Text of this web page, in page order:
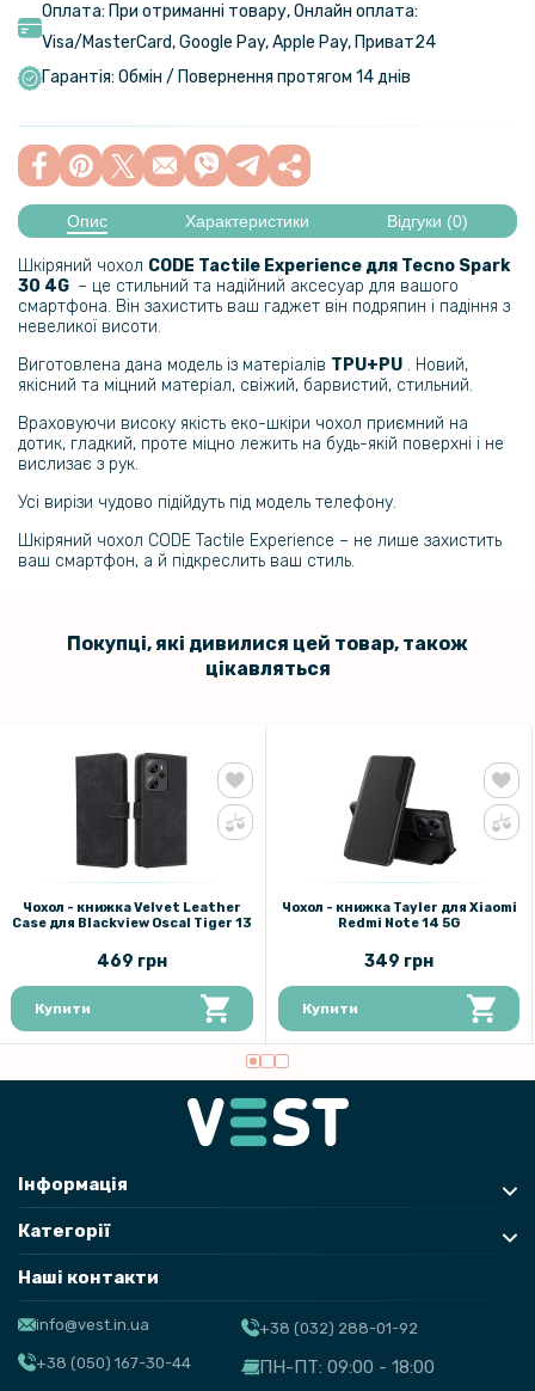
110 грн
129 грн
Захисна рамка зі склом Tempered Glass для Xiaomi Redmi 14C /
169 грн
199 грн
Чохол - накладка Polished Carbon для Xiaomi Redmi 14C / Poco C75
186 грн
Захисне скло Privacy Screen для Tecno Spark 30 4G, Black
Оплата: При отриманні товару, Онлайн оплата:
Visa/MasterСard, Google Pay, Apple Pay, Приват24
Гарантія: Обмін / Повернення протягом 14 днів
Опис Характеристики Відгуки (0)
Шкіряний чохол CODE Tactile Experience для Tecno Spark
30 4G – це стильний та надійний аксесуар для вашого
смартфона. Він захистить ваш гаджет він подряпин і падіння з
невеликої висоти.
Виготовлена дана модель із матеріалів TPU+PU . Новий,
якісний та міцний матеріал, свіжий, барвистий, стильний.
Враховуючи високу якість еко-шкіри чохол приємний на
дотик, гладкий, проте міцно лежить на будь-якій поверхні і не
вислизає з рук.
Усі вирізи чудово підійдуть під модель телефону.
Шкіряний чохол CODE Tactile Experience – не лише захистить
ваш смартфон, а й підкреслить ваш стиль.
Покупці, які дивилися цей товар, також
цікавляться
Чохол - книжка Velvet Leather
Case для Blackview Oscal Tiger 13​
469 грн
Купити
Чохол - книжка Tayler для Xiaomi
Redmi Note 14 5G
349 грн
Купити
Інформація
Категорії
Наші контакти
info@vest.in.ua
+38 (050) 167-30-44
+38 (032) 288-01-92
ПН-ПТ: 09:00 - 18:00